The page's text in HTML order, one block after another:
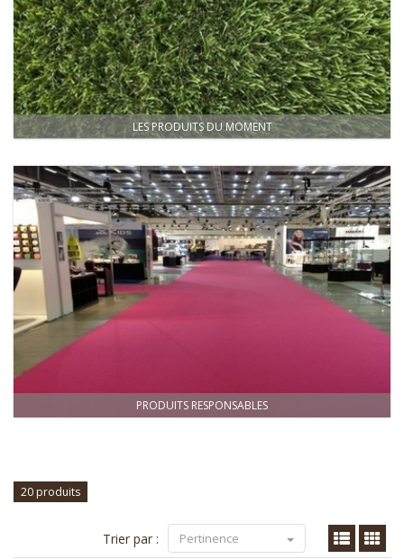
LES PRODUITS DU MOMENT
PRODUITS RESPONSABLES
20 produits
Trier par : Pertinence